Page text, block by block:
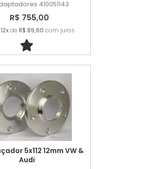
410051143
R$ 755,00
12xde R$ 89,60 com juros
5x112 12mm VW &
Audi